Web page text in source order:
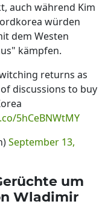
auch während Kim
würden
dem Westen
kämpfen.
returns as
discussions to buy
5hCeBNWtMY
September 13,
um
Wladimir